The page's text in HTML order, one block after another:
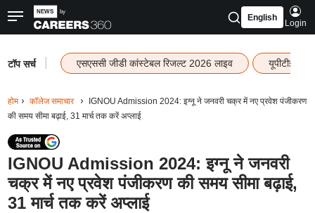
English
Login
टॉप सर्च एसएससी जीडी कांस्टेबल रिजल्ट 2026 लाइव यूपीटीईटी
होम कॉलेज समाचार
IGNOU Admission 2024: इग्नू ने जनवरी चक्र में नए प्रवेश पंजीकरण
की समय सीमा बढ़ाई, 31 मार्च तक करें अप्लाई
IGNOU Admission 2024: इग्नू ने जनवरी
चक्र में नए प्रवेश पंजीकरण की समय सीमा बढ़ाई,
31 मार्च तक करें अप्लाई